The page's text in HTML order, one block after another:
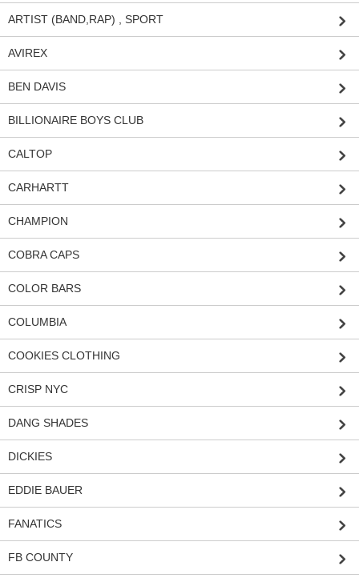
ARTIST (BAND,RAP) , SPORT
AVIREX
BEN DAVIS
BILLIONAIRE BOYS CLUB
CALTOP
CARHARTT
CHAMPION
COBRA CAPS
COLOR BARS
COLUMBIA
COOKIES CLOTHING
CRISP NYC
DANG SHADES
DICKIES
EDDIE BAUER
FANATICS
FB COUNTY